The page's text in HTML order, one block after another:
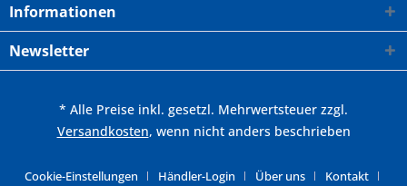
Informationen
Newsletter
* Alle Preise inkl. gesetzl. Mehrwertsteuer zzgl.
Versandkosten, wenn nicht anders beschrieben
Cookie-Einstellungen Händler-Login Über uns
Kontakt